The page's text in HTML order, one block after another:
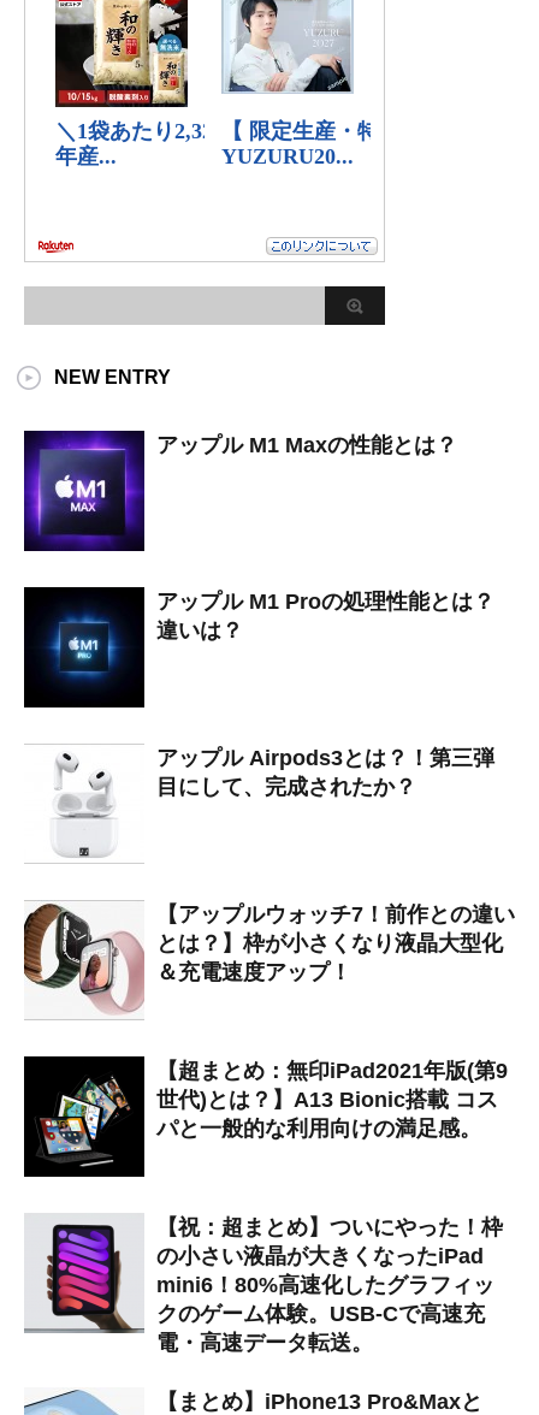
NEW ENTRY
アップル M1 Maxの性能とは？
アップル M1 Proの処理性能とは？
違いは？
アップル Airpods3とは？！第三弾
目にして、完成されたか？
【アップルウォッチ7！前作との違い
とは？】枠が小さくなり液晶大型化
＆充電速度アップ！
【超まとめ：無印iPad2021年版(第9
世代)とは？】A13 Bionic搭載 コス
パと一般的な利用向けの満足感。
【祝：超まとめ】ついにやった！枠
の小さい液晶が大きくなったiPad
mini6！80%高速化したグラフィッ
クのゲーム体験。USB-Cで高速充
電・高速データ転送。
【まとめ】iPhone13 Pro&Maxと